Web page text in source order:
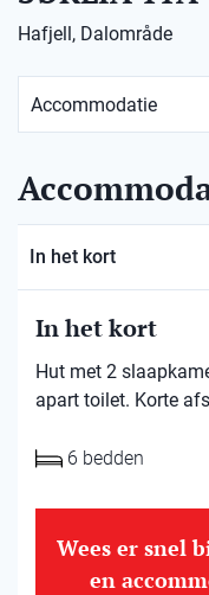
Hafjell, Dalområde
In het kort
In het kort
Hut met 2
apart toilet. Korte
6 bedden
Wees er snel
en